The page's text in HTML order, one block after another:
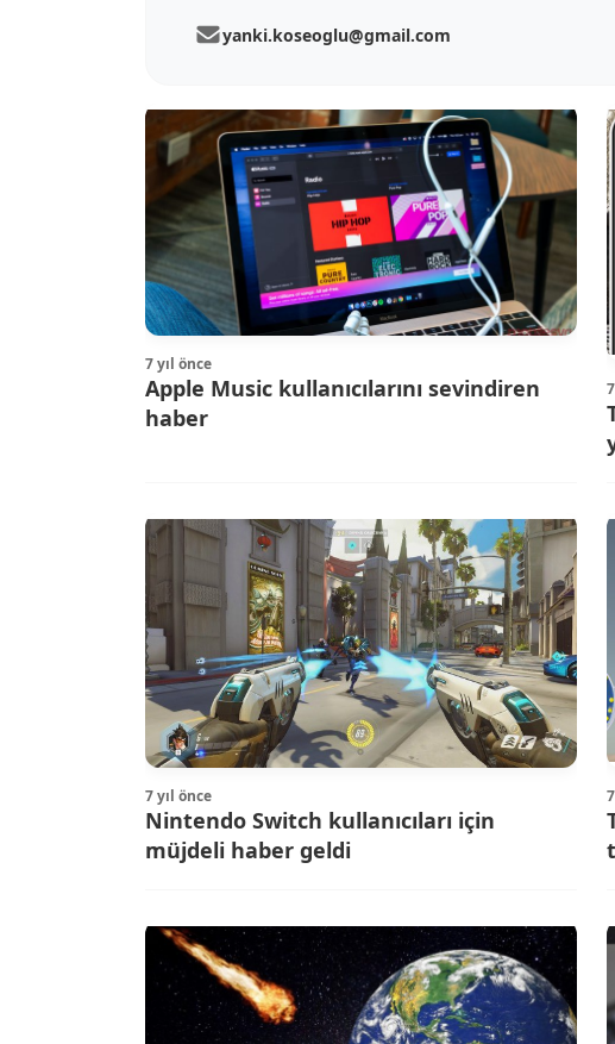
yanki.koseoglu@gmail.com
7 yıl önce
Apple Music kullanıcılarını sevindiren
haber
7 yıl önce
Nintendo Switch kullanıcıları için
müjdeli haber geldi